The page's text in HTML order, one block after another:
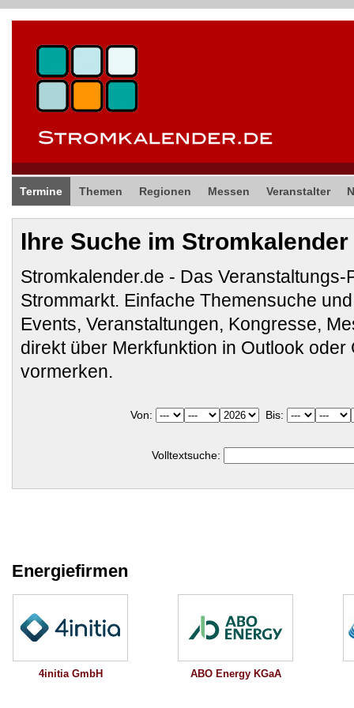
Termine Themen Regionen Messen Veranstalter
Ihre Suche im Stromkalender
Stromkalender.de - Das Veranstaltungs-
Strommarkt. Einfache Themensuche
Events, Veranstaltungen, Kongresse,
direkt über Merkfunktion in Outlook oder
vormerken.
Von: Bis:
Volltextsuche:
Energiefirmen
4initia GmbH ABO Energy KGaA